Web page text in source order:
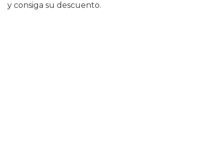
y consiga su descuento.